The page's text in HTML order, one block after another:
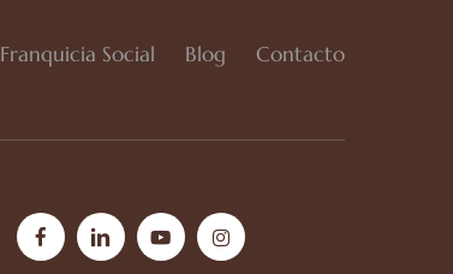
Franquicia Social Blog Contacto
facebooklinkedinyoutubeinstagram